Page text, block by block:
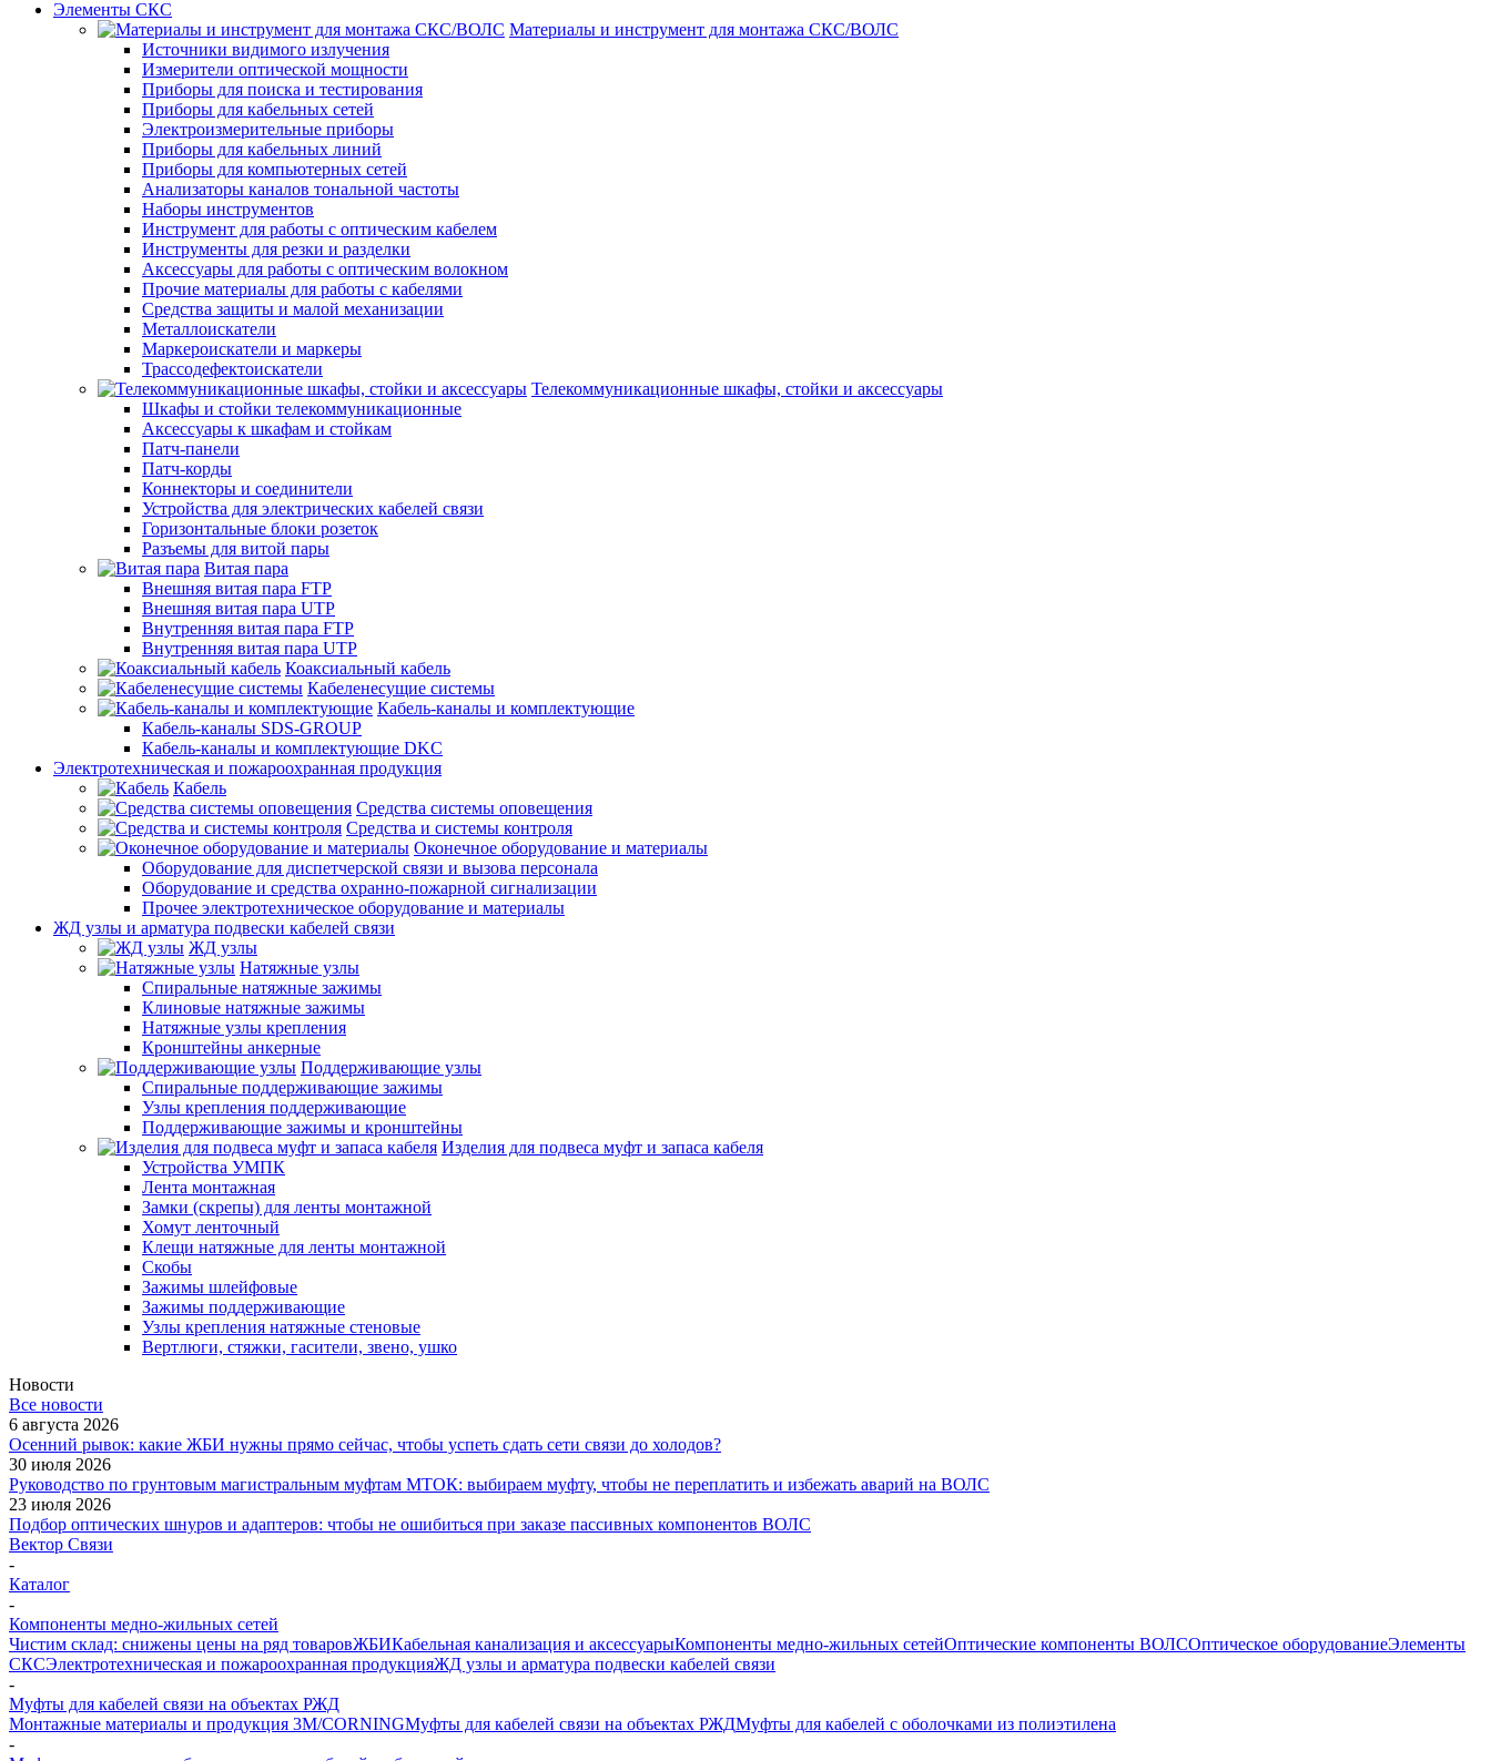
Элементы СКС
Материалы и инструмент для монтажа СКС/ВОЛС
Источники видимого излучения
Измерители оптической мощности
Приборы для поиска и тестирования
Приборы для кабельных сетей
Электроизмерительные приборы
Приборы для кабельных линий
Приборы для компьютерных сетей
Анализаторы каналов тональной частоты
Наборы инструментов
Инструмент для работы с оптическим кабелем
Инструменты для резки и разделки
Аксессуары для работы с оптическим волокном
Прочие материалы для работы с кабелями
Средства защиты и малой механизации
Металлоискатели
Маркероискатели и маркеры
Трассодефектоискатели
Телекоммуникационные шкафы, стойки и аксессуары
Шкафы и стойки телекоммуникационные
Аксессуары к шкафам и стойкам
Патч-панели
Патч-корды
Коннекторы и соединители
Устройства для электрических кабелей связи
Горизонтальные блоки розеток
Разъемы для витой пары
Витая пара
Внешняя витая пара FTP
Внешняя витая пара UTP
Внутренняя витая пара FTP
Внутренняя витая пара UTP
Коаксиальный кабель
Кабеленесущие системы
Кабель-каналы и комплектующие
Кабель-каналы SDS-GROUP
Кабель-каналы и комплектующие DKC
Электротехническая и пожароохранная продукция
Кабель
Средства системы оповещения
Средства и системы контроля
Оконечное оборудование и материалы
Оборудование для диспетчерской связи и вызова персонала
Оборудование и средства охранно-пожарной сигнализации
Прочее электротехническое оборудование и материалы
ЖД узлы и арматура подвески кабелей связи
ЖД узлы
Натяжные узлы
Спиральные натяжные зажимы
Клиновые натяжные зажимы
Натяжные узлы крепления
Кронштейны анкерные
Поддерживающие узлы
Спиральные поддерживающие зажимы
Узлы крепления поддерживающие
Поддерживающие зажимы и кронштейны
Изделия для подвеса муфт и запаса кабеля
Устройства УМПК
Лента монтажная
Замки (скрепы) для ленты монтажной
Хомут ленточный
Клещи натяжные для ленты монтажной
Скобы
Зажимы шлейфовые
Зажимы поддерживающие
Узлы крепления натяжные стеновые
Вертлюги, стяжки, гасители, звено, ушко
Новости
Все новости
6 августа 2026
Осенний рывок: какие ЖБИ нужны прямо сейчас, чтобы успеть сдать сети связи до холодов?
30 июля 2026
Руководство по грунтовым магистральным муфтам МТОК: выбираем муфту, чтобы не переплатить и избежать аварий на ВОЛС
23 июля 2026
Подбор оптических шнуров и адаптеров: чтобы не ошибиться при заказе пассивных компонентов ВОЛС
Вектор Связи
-
Каталог
-
Компоненты медно-жильных сетей
Чистим склад: снижены цены на ряд товаровЖБИКабельная канализация и аксессуарыКомпоненты медно-жильных сетейОптические компоненты ВОЛСОптическое оборудованиеЭлементы
СКСЭлектротехническая и пожароохранная продукцияЖД узлы и арматура подвески кабелей связи
-
Муфты для кабелей связи на объектах РЖД
Монтажные материалы и продукция 3M/CORNINGМуфты для кабелей связи на объектах РЖДМуфты для кабелей с оболочками из полиэтилена
-